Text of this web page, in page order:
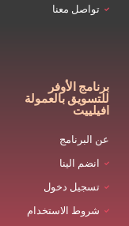
تواصل معنا
برنامج الأوفر
للتسويق بالعمولة
افيلييت
عن البرنامج
انضم الينا
تسجيل دخول
شروط الاستخدام